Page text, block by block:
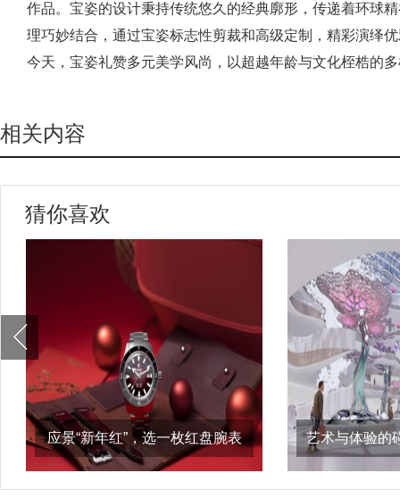
作品。宝姿的设计秉持传统悠久的经典廓形，传递着环球
理巧妙结合，通过宝姿标志性剪裁和高级定制，精彩演绎
今天，宝姿礼赞多元美学风尚，以超越年龄与文化桎梏的
相关内容
猜你喜欢
应景“新年红”，选一枚红盘腕表
陪你过年吧
艺术与体验的
享受